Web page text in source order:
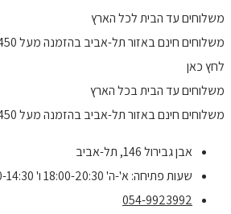
משלוחים עד הבית לכל הארץ
משלוחים חינם באזור תל-אביב בהזמנה מעל 450 ש"ח
לחץ כאן
משלוחים עד הבית בכל הארץ
משלוחים חינם באזור תל-אביב בהזמנה מעל 450 ש"ח
אבן גבירול 146, תל-אביב
שעות פתיחה: א'-ה' 18:00-20:30 ו' 11:00-14:30
054-9923992